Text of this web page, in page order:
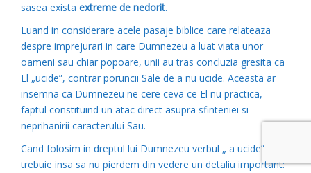
sasea exista extreme de nedorit.
Luand in considerare acele pasaje biblice care relateaza
despre imprejurari in care Dumnezeu a luat viata unor
oameni sau chiar popoare, unii au tras concluzia gresita ca
El „ucide”, contrar poruncii Sale de a nu ucide. Aceasta ar
insemna ca Dumnezeu ne cere ceva ce El nu practica,
faptul constituind un atac direct asupra sfinteniei si
neprihanirii caracterului Sau.
Cand folosim in dreptul lui Dumnezeu verbul „ a ucide”
trebuie insa sa nu pierdem din vedere un detaliu important: